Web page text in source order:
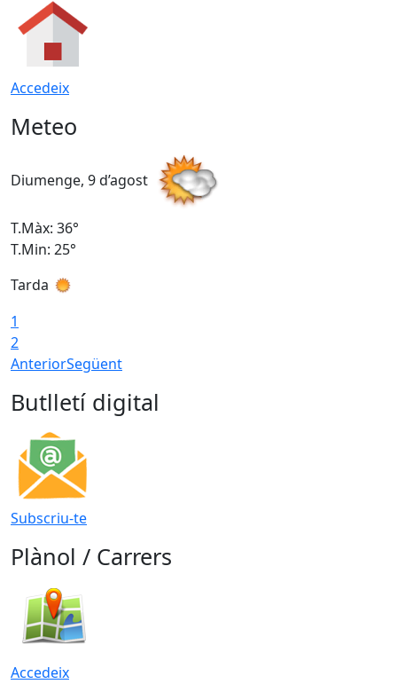
Accedeix
Meteo
Diumenge, 9 d’agost
T.Màx: 36°
T.Min: 25°
Tarda
1
2
AnteriorSegüent
Butlletí digital
Subscriu-te
Plànol / Carrers
Accedeix